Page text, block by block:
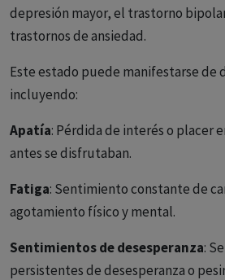
depresión mayor, el trastorno
trastornos de ansiedad.
Este estado puede manifestarse de
incluyendo:
Apatía: Pérdida de interés o placer
antes se disfrutaban.
Fatiga: Sentimiento constante de
agotamiento físico y mental.
Sentimientos de desesperanza:
persistentes de desesperanza o